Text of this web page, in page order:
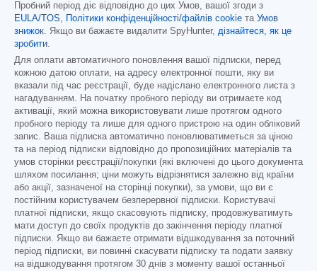
Пробний період діє відповідно до цих Умов, вашої згоди з
EULA/TOS, Політики конфіденційності/файлів cookie та Умов
знижок. Якщо ви бажаєте видалити SpyHunter, дізнайтеся, як це
зробити.
Для оплати автоматичного поновлення вашої підписки, перед
кожною датою оплати, на адресу електронної пошти, яку ви
вказали під час реєстрації, буде надіслано електронного листа з
нагадуванням. На початку пробного періоду ви отримаєте код
активації, який можна використовувати лише протягом одного
пробного періоду та лише для одного пристрою на один обліковий
запис. Ваша підписка автоматично поновлюватиметься за ціною
та на період підписки відповідно до пропозиційних матеріалів та
умов сторінки реєстрації/покупки (які включені до цього документа
шляхом посилання; ціни можуть відрізнятися залежно від країни
або акції, зазначеної на сторінці покупки), за умови, що ви є
постійним користувачем безперервної підписки. Користувачі
платної підписки, якщо скасовують підписку, продовжуватимуть
мати доступ до своїх продуктів до закінчення періоду платної
підписки. Якщо ви бажаєте отримати відшкодування за поточний
період підписки, ви повинні скасувати підписку та подати заявку
на відшкодування протягом 30 днів з моменту вашої останньої